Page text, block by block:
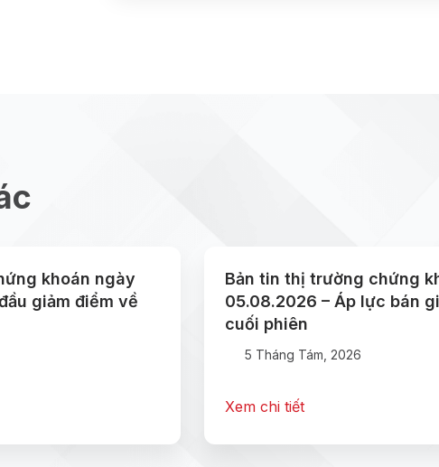
khoán ngày
giảm điểm về
Bản tin thị trường chứng
05.08.2026 – Áp lực bán
cuối phiên
5 Tháng Tám, 2026
Xem chi tiết